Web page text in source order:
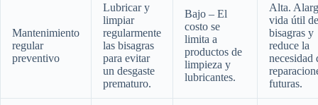
Mantenimiento
regular
preventivo
Lubricar y
limpiar
regularmente
las bisagras
para evitar
un desgaste
prematuro.
Bajo – El
costo se
limita a
productos de
limpieza y
lubricantes.
Alta.
vida útil
bisagras y
reduce la
necesidad
futuras.